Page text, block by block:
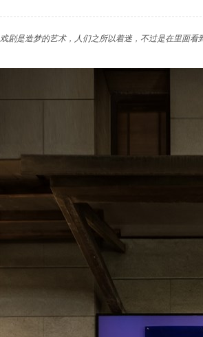
戏剧是造梦的艺术，人们之所以着迷，不过是在里面